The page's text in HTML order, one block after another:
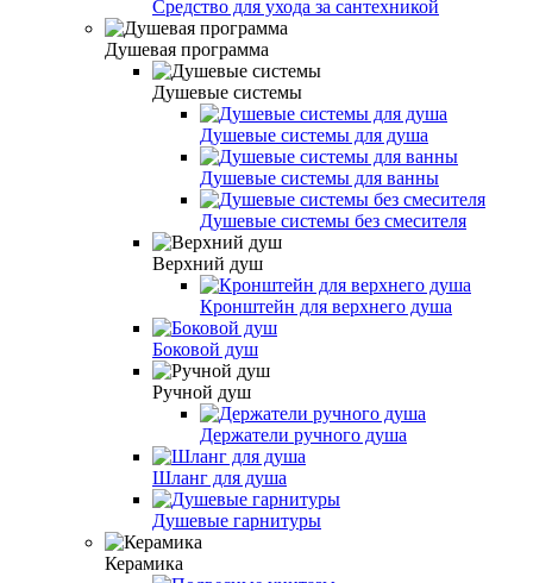
Средство для ухода за сантехникой
Душевая программа
Душевые системы
Душевые системы для душа
Душевые системы для ванны
Душевые системы без смесителя
Верхний душ
Кронштейн для верхнего душа
Боковой душ
Ручной душ
Держатели ручного душа
Шланг для душа
Душевые гарнитуры
Керамика